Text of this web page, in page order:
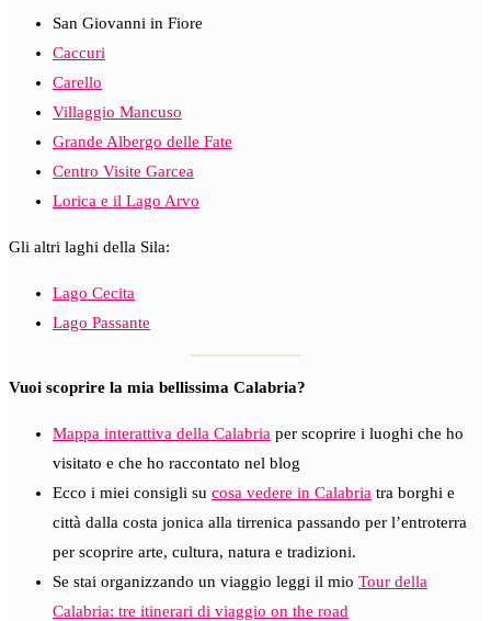
San Giovanni in Fiore
Caccuri
Carello
Villaggio Mancuso
Grande Albergo delle Fate
Centro Visite Garcea
Lorica e il Lago Arvo
Gli altri laghi della Sila:
Lago Cecita
Lago Passante
Vuoi scoprire la mia bellissima Calabria?
Mappa interattiva della Calabria per scoprire i luoghi che ho
visitato e che ho raccontato nel blog
Ecco i miei consigli su cosa vedere in Calabria tra borghi e
città dalla costa jonica alla tirrenica passando per l’entroterra
per scoprire arte, cultura, natura e tradizioni.
Se stai organizzando un viaggio leggi il mio Tour della
Calabria: tre itinerari di viaggio on the road